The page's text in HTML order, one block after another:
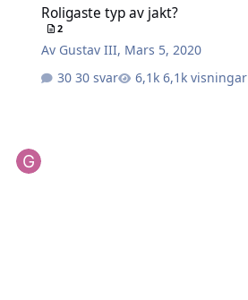
Roligaste typ av jakt?
2
Av Gustav III, Mars 5, 2020
30 svar
6,1k visningar